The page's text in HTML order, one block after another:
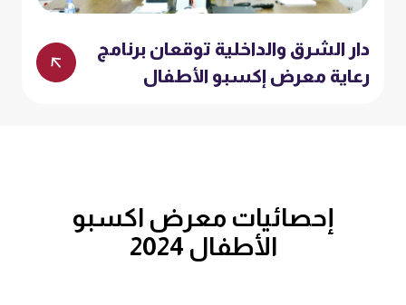
دار الشرق والداخلية توقعان برنامج
رعاية معرض إكسبو الأطفال
إحصائيات معرض اكسبو
الأطفال 2024